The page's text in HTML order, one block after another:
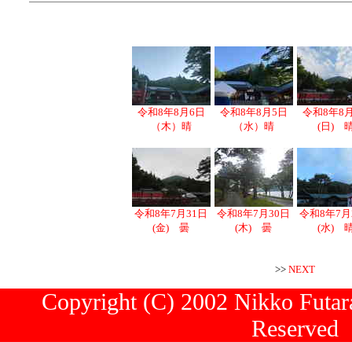
令和8年8月6日
（木）晴
令和8年8月5日
（水）晴
令和8年8
(日)
令和8年7月31日
(金) 曇
令和8年7月30日
(木) 曇
令和8年7
(水)
>> NEXT
Copyright (C) 2002 Nikko
Reserved